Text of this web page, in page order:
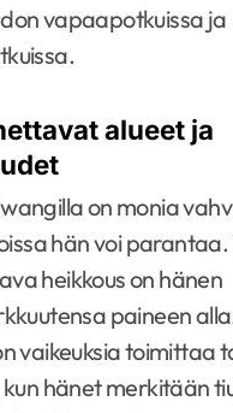
vapaapotkuissa ja
alueet ja
on monia
hän voi parantaa.
heikkous on hänen
paineen
vaikeuksia toimittaa
hänet merkitään